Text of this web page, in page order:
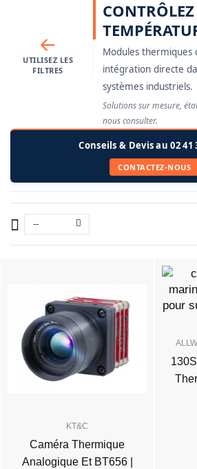
←
UTILISEZ LES
FILTRES
Modules thermiques
intégration directe
systèmes industriels.
Solutions sur mesure,
nous consulter.
Conseils & Devis au 02 41
CONTACTEZ-NOUS
--
KT&C
Caméra Thermique
Analogique Et BT656 |